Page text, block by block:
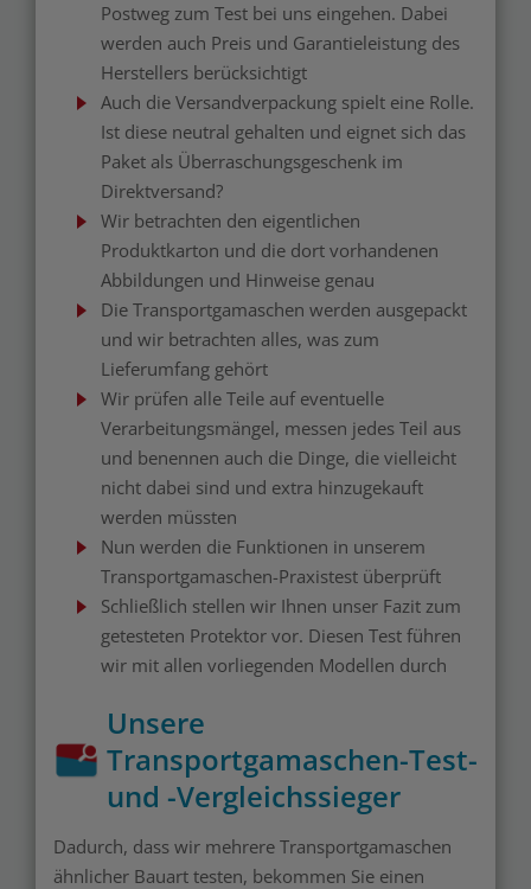
Postweg zum Test bei uns eingehen. Dabei
werden auch Preis und Garantieleistung des
Herstellers berücksichtigt
Auch die Versandverpackung spielt eine Rolle.
Ist diese neutral gehalten und eignet sich das
Paket als Überraschungsgeschenk im
Direktversand?
Wir betrachten den eigentlichen
Produktkarton und die dort vorhandenen
Abbildungen und Hinweise genau
Die Transportgamaschen werden ausgepackt
und wir betrachten alles, was zum
Lieferumfang gehört
Wir prüfen alle Teile auf eventuelle
Verarbeitungsmängel, messen jedes Teil aus
und benennen auch die Dinge, die vielleicht
nicht dabei sind und extra hinzugekauft
werden müssten
Nun werden die Funktionen in unserem
Transportgamaschen-Praxistest überprüft
Schließlich stellen wir Ihnen unser Fazit zum
getesteten Protektor vor. Diesen Test führen
wir mit allen vorliegenden Modellen durch
Unsere
Transportgamaschen-Test-
und -Vergleichssieger
Dadurch, dass wir mehrere Transportgamaschen
ähnlicher Bauart testen, bekommen Sie einen